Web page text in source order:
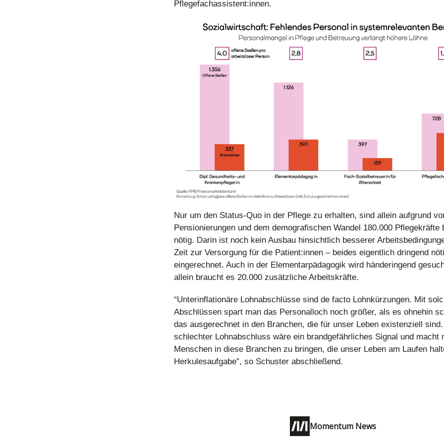
Pflegefachassistent:innen.
Nur um den Status-Quo in der Pflege zu erhalten, sind allein aufgrund
Pensionierungen und dem demografischen Wandel 180.000 Pflegekräfte
nötig. Darin ist noch kein Ausbau hinsichtlich besserer
Zeit zur Versorgung für die Patient:innen – beides eigentlich dringend
eingerechnet. Auch in der Elementarpädagogik wird händeringend
allein braucht es 20.000 zusätzliche Arbeitskräfte.
“Unterinflationäre Lohnabschlüsse sind de facto Lohnkürzungen. Mit
Abschlüssen spart man das Personalloch noch größer, als es ohnehin
das ausgerechnet in den Branchen, die für unser Leben existenziell
schlechter Lohnabschluss wäre ein brandgefährliches Signal und macht
Menschen in diese Branchen zu bringen, die unser Leben am Laufen
Herkulesaufgabe”, so Schuster abschließend.
Momentum News